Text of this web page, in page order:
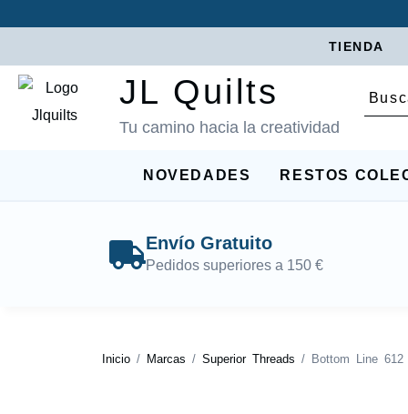
TIENDA
JL Quilts
Tu camino hacia la creatividad
NOVEDADES RESTOS
Envío Gratuito
Pedidos superiores a 150 €
Inicio / Marcas / Superior Threads / Bottom Line 612